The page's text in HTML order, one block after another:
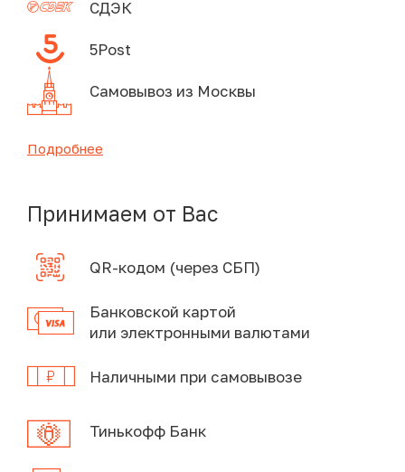
СДЭК
5Post
Самовывоз из Москвы
Подробнее
Принимаем от Вас
QR-кодом (через СБП)
Банковской картой
или электронными валютами
Наличными при самовывозе
Тинькофф Банк